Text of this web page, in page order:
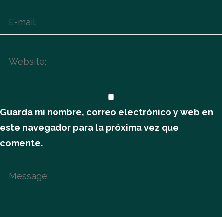
Guarda mi nombre, correo electrónico y web en
este navegador para la próxima vez que
comente.